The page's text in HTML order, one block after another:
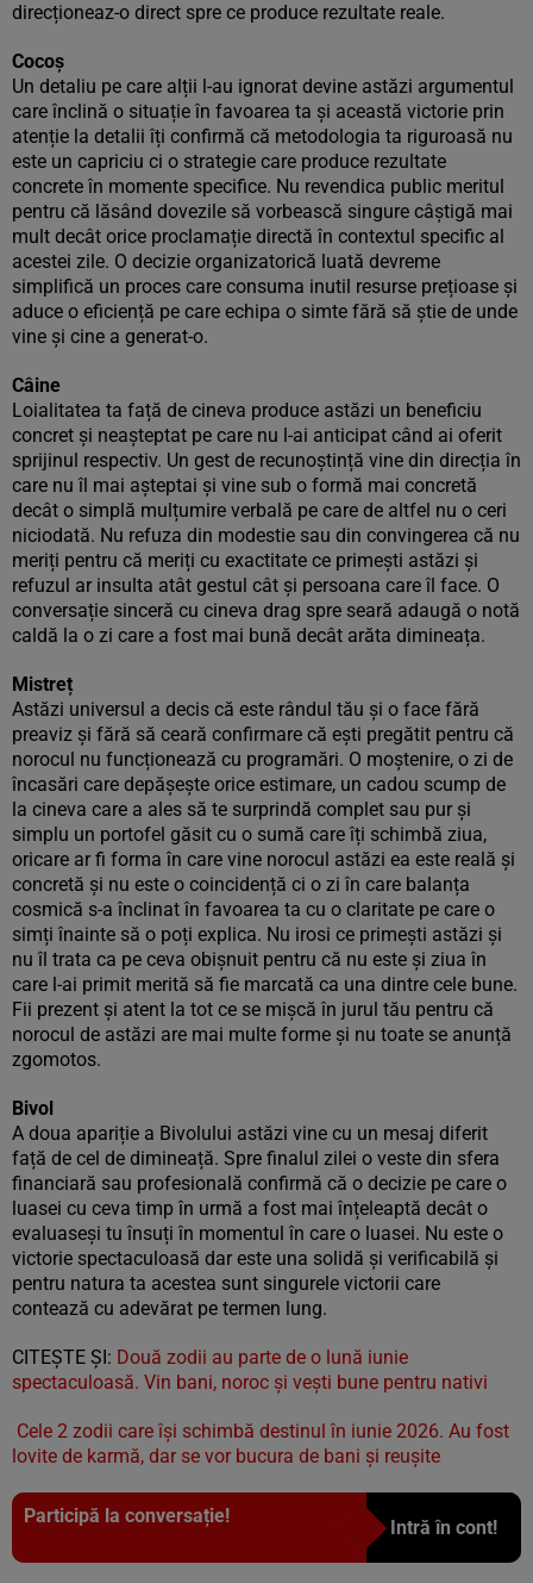
direcționeaz-o direct spre ce produce rezultate reale.
Cocoș
Un detaliu pe care alții l-au ignorat devine astăzi argumentul
care înclină o situație în favoarea ta și această victorie prin
atenție la detalii îți confirmă că metodologia ta riguroasă nu
este un capriciu ci o strategie care produce rezultate
concrete în momente specifice. Nu revendica public meritul
pentru că lăsând dovezile să vorbească singure câștigă mai
mult decât orice proclamație directă în contextul specific al
acestei zile. O decizie organizatorică luată devreme
simplifică un proces care consuma inutil resurse prețioase și
aduce o eficiență pe care echipa o simte fără să știe de unde
vine și cine a generat-o.
Câine
Loialitatea ta față de cineva produce astăzi un beneficiu
concret și neașteptat pe care nu l-ai anticipat când ai oferit
sprijinul respectiv. Un gest de recunoștință vine din direcția în
care nu îl mai așteptai și vine sub o formă mai concretă
decât o simplă mulțumire verbală pe care de altfel nu o ceri
niciodată. Nu refuza din modestie sau din convingerea că nu
meriți pentru că meriți cu exactitate ce primești astăzi și
refuzul ar insulta atât gestul cât și persoana care îl face. O
conversație sinceră cu cineva drag spre seară adaugă o notă
caldă la o zi care a fost mai bună decât arăta dimineața.
Mistreț
Astăzi universul a decis că este rândul tău și o face fără
preaviz și fără să ceară confirmare că ești pregătit pentru că
norocul nu funcționează cu programări. O moștenire, o zi de
încasări care depășește orice estimare, un cadou scump de
la cineva care a ales să te surprindă complet sau pur și
simplu un portofel găsit cu o sumă care îți schimbă ziua,
oricare ar fi forma în care vine norocul astăzi ea este reală și
concretă și nu este o coincidență ci o zi în care balanța
cosmică s-a înclinat în favoarea ta cu o claritate pe care o
simți înainte să o poți explica. Nu irosi ce primești astăzi și
nu îl trata ca pe ceva obișnuit pentru că nu este și ziua în
care l-ai primit merită să fie marcată ca una dintre cele bune.
Fii prezent și atent la tot ce se mișcă în jurul tău pentru că
norocul de astăzi are mai multe forme și nu toate se anunță
zgomotos.
Bivol
A doua apariție a Bivolului astăzi vine cu un mesaj diferit
față de cel de dimineață. Spre finalul zilei o veste din sfera
financiară sau profesională confirmă că o decizie pe care o
luasei cu ceva timp în urmă a fost mai înțeleaptă decât o
evaluaseși tu însuți în momentul în care o luasei. Nu este o
victorie spectaculoasă dar este una solidă și verificabilă și
pentru natura ta acestea sunt singurele victorii care
contează cu adevărat pe termen lung.
CITEȘTE ȘI: Două zodii au parte de o lună iunie
spectaculoasă. Vin bani, noroc și vești bune pentru nativi
Cele 2 zodii care își schimbă destinul în iunie 2026. Au fost
lovite de karmă, dar se vor bucura de bani și reușite
Participă la conversație!
Intră în cont!